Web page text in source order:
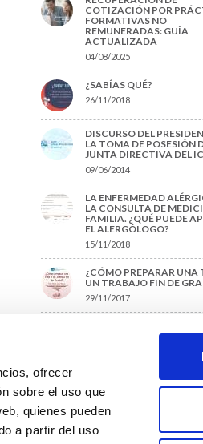
ofrecer
sobre el uso que
quienes pueden
a partir del uso
COTIZACIÓN POR
FORMATIVAS NO
REMUNERADAS: GUÍA
ACTUALIZADA
04/08/2025
¿SABÍAS QUÉ?
26/11/2018
DISCURSO DEL
LA TOMA DE POSESIÓN
JUNTA DIRECTIVA DEL
09/06/2014
LA ENFERMEDAD
LA CONSULTA DE
FAMILIA. ¿QUÉ PUEDE
EL ALERGÓLOGO?
15/11/2018
¿CÓMO PREPARAR UNA
UN TRABAJO FIN DE
29/11/2017
protección de datos